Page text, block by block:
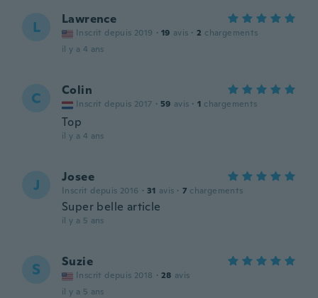
L Lawrence
Inscrit depuis 2019 · 19 avis · 2 chargements
il y a 4 ans
C Colin
Inscrit depuis 2017 · 59 avis · 1 chargements
Top
il y a 4 ans
J Josee
Inscrit depuis 2016 · 31 avis · 7 chargements
Super belle article
il y a 5 ans
S Suzie
Inscrit depuis 2018 · 28 avis
il y a 5 ans